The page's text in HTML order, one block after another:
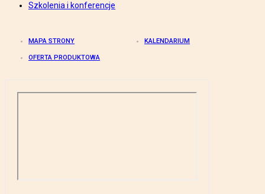
Szkolenia i konferencje
MAPA STRONY KALENDARIUM
OFERTA PRODUKTOWA